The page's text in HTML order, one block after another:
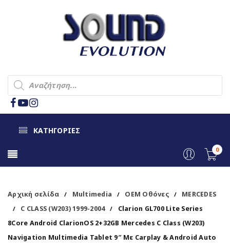
ΚΑΤΗΓΟΡΙΕΣ
0
Αρχική σελίδα / Multimedia / OEM Οθόνες / MERCEDES
/ C CLASS (W203) 1999-2004 /
Clarion GL700 Lite Series
8Core Android ClarionOS 2+32GB Mercedes C Class (W203)
Navigation Multimedia Tablet 9″ Με Carplay & Android Auto